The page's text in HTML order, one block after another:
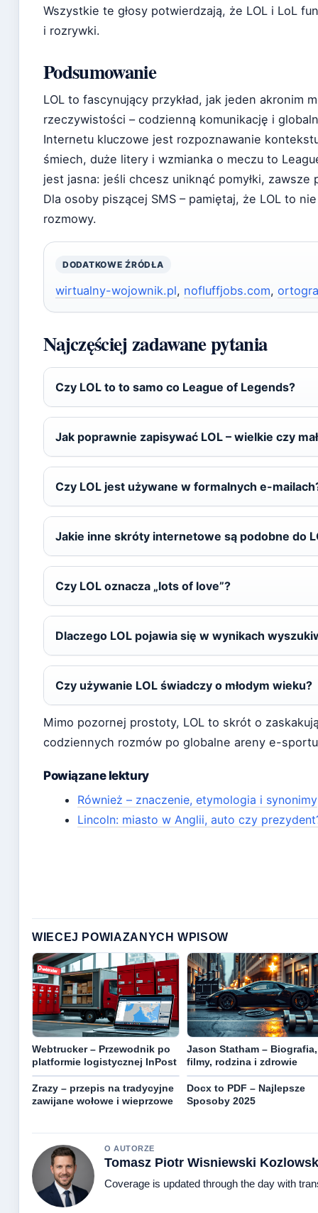
Wszystkie te głosy potwierdzają, że LOL i LoL
i rozrywki.
Podsumowanie
LOL to fascynujący przykład, jak jeden akronim
rzeczywistości – codzienną komunikację i
Internetu kluczowe jest rozpoznawanie
śmiech, duże litery i wzmianka o meczu to
jest jasna: jeśli chcesz uniknąć pomyłki,
Dla osoby piszącej SMS – pamiętaj, że LOL to
rozmowy.
DODATKOWE ŹRÓDŁA
wirtualny-wojownik.pl, nofluffjobs.com,
Najczęściej zadawane pytania
Czy LOL to to samo co League of Legends?
Jak poprawnie zapisywać LOL – wielkie czy
Czy LOL jest używane w formalnych e-
Jakie inne skróty internetowe są podobne do
Czy LOL oznacza „lots of love”?
Dlaczego LOL pojawia się w wynikach
Czy używanie LOL świadczy o młodym wieku?
Mimo pozornej prostoty, LOL to skrót o
codziennych rozmów po globalne areny e-
Powiązane lektury
Również – znaczenie, etymologia i synonimy
Lincoln: miasto w Anglii, auto czy
WIECEJ POWIAZANYCH WPISOW
Webtrucker – Przewodnik po
platformie logistycznej InPost
Jason Statham – Biografia,
filmy, rodzina i zdrowie
Zrazy – przepis na tradycyjne
zawijane wołowe i wieprzowe
Docx to PDF – Najlepsze
Sposoby 2025
O AUTORZE
Tomasz Piotr Wisniewski
Coverage is updated through the day with